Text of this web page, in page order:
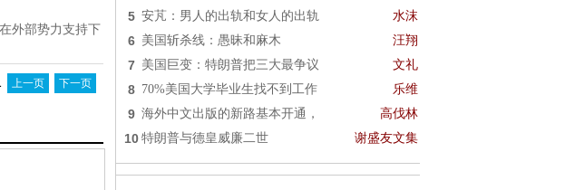
外部势力支持下
上一页 下一页
5 安芃：男人的出轨和女人的出轨 水沫
6 美国斩杀线：愚昧和麻木 汪翔
7 美国巨变：特朗普把三大最争议 文礼
8 70%美国大学毕业生找不到工作 乐维
9 海外中文出版的新路基本开通， 高伐林
10 特朗普与德皇威廉二世 谢盛友文集